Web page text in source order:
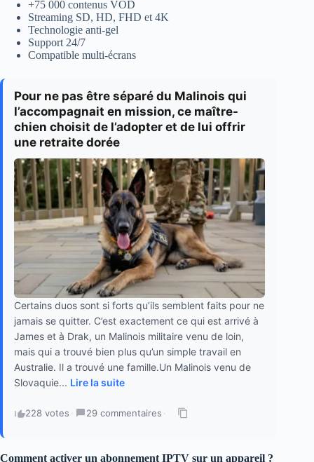
+75 000 contenus VOD
Streaming SD, HD, FHD et 4K
Technologie anti-gel
Support 24/7
Compatible multi-écrans
Pour ne pas être séparé du Malinois qui
l’accompagnait en mission, ce maître-
chien choisit de l’adopter et de lui offrir
une retraite dorée
Certains duos sont si forts qu’ils semblent faits pour ne
jamais se quitter. C’est exactement ce qui est arrivé à
James et à Drak, un Malinois militaire venu de loin,
mais qui a trouvé bien plus qu’un simple travail en
Australie. Il a trouvé une famille.Un Malinois venu de
Slovaquie... Lire la suite
228 votes · 29 commentaires ·
Comment activer un abonnement IPTV sur un appareil ?